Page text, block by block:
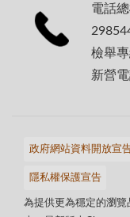
電話
檢舉
新營
政府網站資料開放宣
隱私權保護宣告
為提供更為穩定的瀏